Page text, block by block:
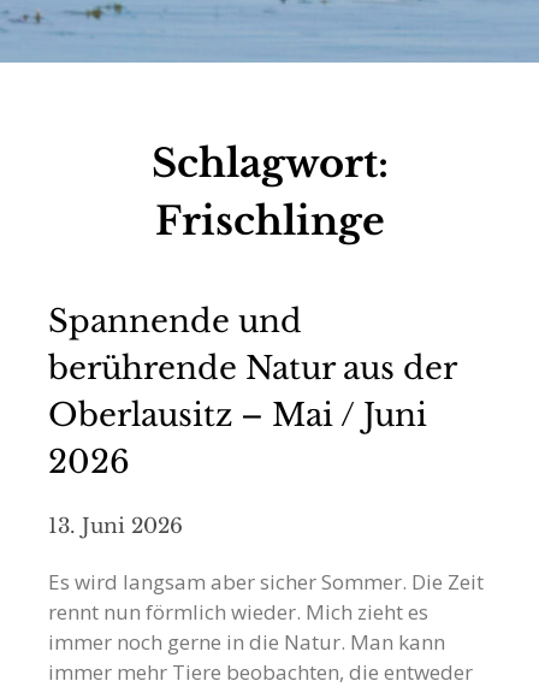
Schlagwort:
Frischlinge
Spannende und
berührende Natur aus der
Oberlausitz – Mai / Juni
2026
13. Juni 2026
Es wird langsam aber sicher Sommer. Die Zeit
rennt nun förmlich wieder. Mich zieht es
immer noch gerne in die Natur. Man kann
immer mehr Tiere beobachten, die entweder